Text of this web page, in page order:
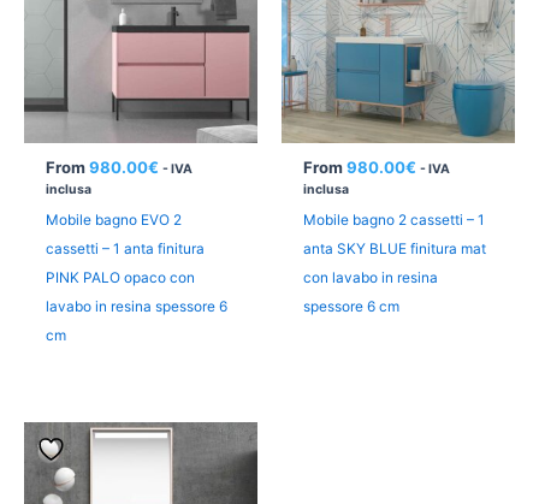
From 980.00€ - IVA
inclusa
Mobile bagno EVO 2
cassetti – 1 anta finitura
PINK PALO opaco con
lavabo in resina spessore 6
cm
From 980.00€ - IVA
inclusa
Mobile bagno 2 cassetti – 1
anta SKY BLUE finitura mat
con lavabo in resina
spessore 6 cm